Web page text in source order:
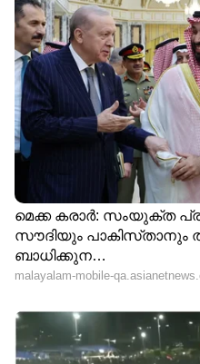
തകര്‍ന്ന ആയുധ
പദ്ധതികള്‍ക്ക്
പുനര്‍ജന്‍മം,
വെടിനിര്‍ത്തല്‍ മറവില്‍
ഇറാന്‍
ഉയിര്‍ത്തെഴുന്നേല്‍ക്കുന്നു
റോക്കറ്റും ഉപഗ്രഹ
ഇന്റർനെറ്റും തുണച്ചു,
സമ്പന്നരിൽ ലോകത്ത്
ആരും എത്തിപ്പെടാത്ത
നേട്ടത്തിനരികെ മസ്ക്